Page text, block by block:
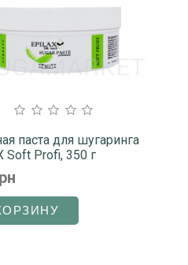
паста для шугаринга
Soft Profi, 350 г